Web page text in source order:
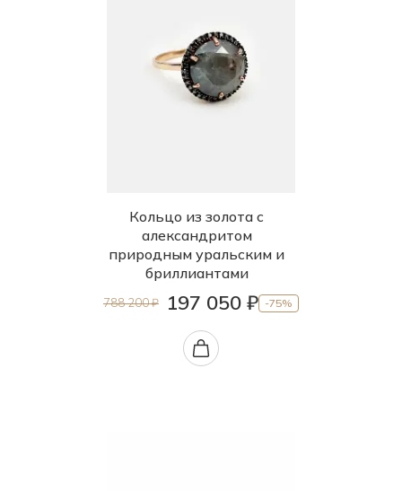
Кольцо из золота с
александритом
природным уральским и
бриллиантами
788 200 ₽ 197 050 ₽ -75%